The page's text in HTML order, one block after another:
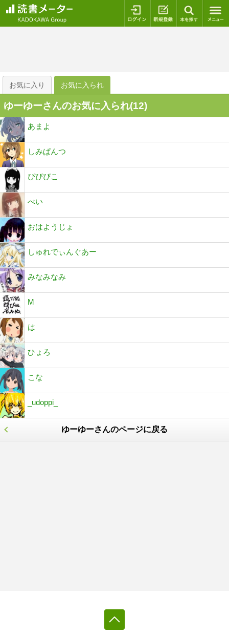
ログイン 新規登録
お気に入り お気に入られ
ゆーゆーさんのお気に入られ(12)
あまよ
しみぱんつ
ぴぴぴこ
べい
おはようじょ
しゅれでぃんぐあー
みなみなみ
M
は
ひょろ
こな
_udoppi_
ゆーゆーさんのページに戻る